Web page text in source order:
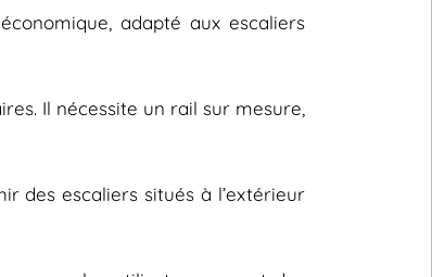
adapté aux escaliers
Il nécessite un rail sur mesure,
des escaliers situés à l’extérieur